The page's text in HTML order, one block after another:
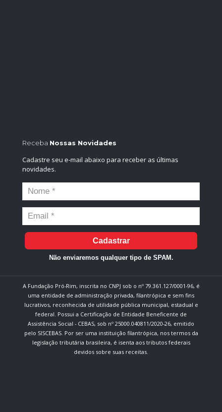
Receba Nossas Novidades
Cadastre seu e-mail abaixo para receber as últimas
novidades.
Cadastrar
Não enviaremos qualquer tipo de SPAM.
A Fundação Pró-Rim, inscrita no CNPJ sob o nº 79.361.127/0001-96, é
uma entidade de administração privada, filantrópica e sem fins
lucrativos, reconhecida de utilidade pública municipal, estadual e
federal. Possui a Certificação de Entidade Beneficente de
Assistência Social - CEBAS, sob nº 25000.040811/2020-26, emitido
pelo SISCEBAS. Por ser uma instituição filantrópica, nos termos da
legislação tributária brasileira, é isenta aos tributos federais
devidos sobre suas receitas.